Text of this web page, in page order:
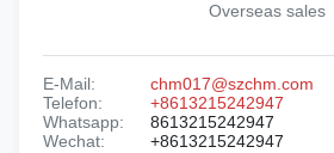
Overseas sales
E-Mail:
chm017@szchm.com
Telefon:
+8613215242947
Whatsapp:
8613215242947
Wechat:
+8613215242947